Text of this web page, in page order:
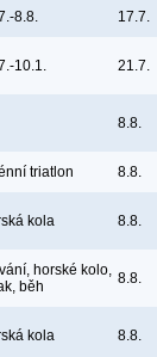
8.8. 17.7.
10.1. 21.7.
8.8.
triatlon 8.8.
kola 8.8.
horské kolo,
běh
8.8.
kola 8.8.